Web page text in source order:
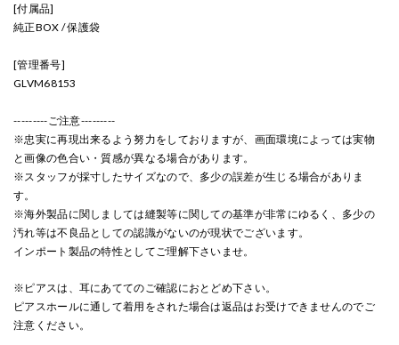
[付属品]
純正BOX / 保護袋
[管理番号]
GLVM68153
---------ご注意---------
※忠実に再現出来るよう努力をしておりますが、画面環境によっては実物
と画像の色合い・質感が異なる場合があります。
※スタッフが採寸したサイズなので、多少の誤差が生じる場合がありま
す。
※海外製品に関しましては縫製等に関しての基準が非常にゆるく、多少の
汚れ等は不良品としての認識がないのが現状でございます。
インポート製品の特性としてご理解下さいませ。
※ピアスは、耳にあててのご確認におとどめ下さい。
ピアスホールに通して着用をされた場合は返品はお受けできませんのでご
注意ください。